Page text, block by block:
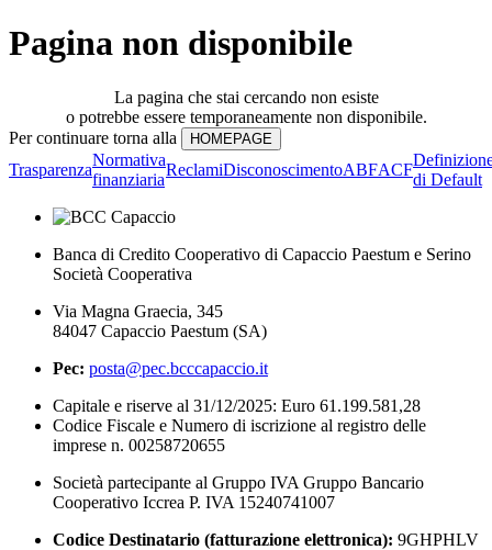
Pagina non disponibile
La pagina che stai cercando non esiste
o potrebbe essere temporaneamente non disponibile.
Per continuare torna alla
Trasparenza
Normativa
finanziaria
ReclamiDisconoscimentoABFACF
di Default
Banca di Credito Cooperativo di Capaccio Paestum e Serino
Società Cooperativa
Via Magna Graecia, 345
84047 Capaccio Paestum (SA)
Pec: posta@pec.bcccapaccio.it
Capitale e riserve al 31/12/2025: Euro 61.199.581,28
Codice Fiscale e Numero di iscrizione al registro delle
imprese n. 00258720655
Società partecipante al Gruppo IVA Gruppo Bancario
Cooperativo Iccrea P. IVA 15240741007
Codice Destinatario (fatturazione elettronica): 9GHPHLV